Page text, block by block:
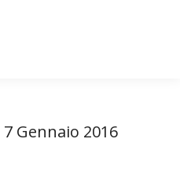
7 Gennaio 2016